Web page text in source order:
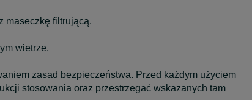
maseczkę filtrującą.
wietrze.
zasad bezpieczeństwa. Przed każdym użyciem
stosowania oraz przestrzegać wskazanych tam